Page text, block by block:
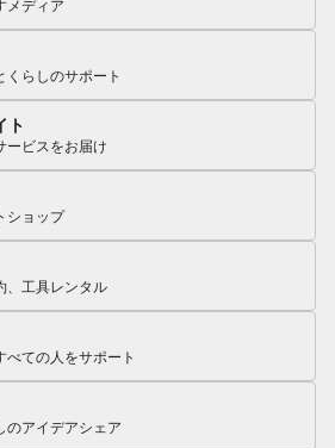
メディア
くらしのサポート
ト
ービスをお届け
ショップ
、工具レンタル
べての人をサポート
のアイデアシェア